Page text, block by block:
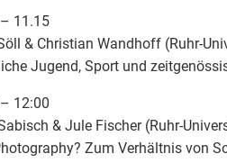
11.15
& Christian Wandhoff (Ruhr-
Jugend, Sport und
12:00
& Jule Fischer (Ruhr-
Zum Verhältnis von